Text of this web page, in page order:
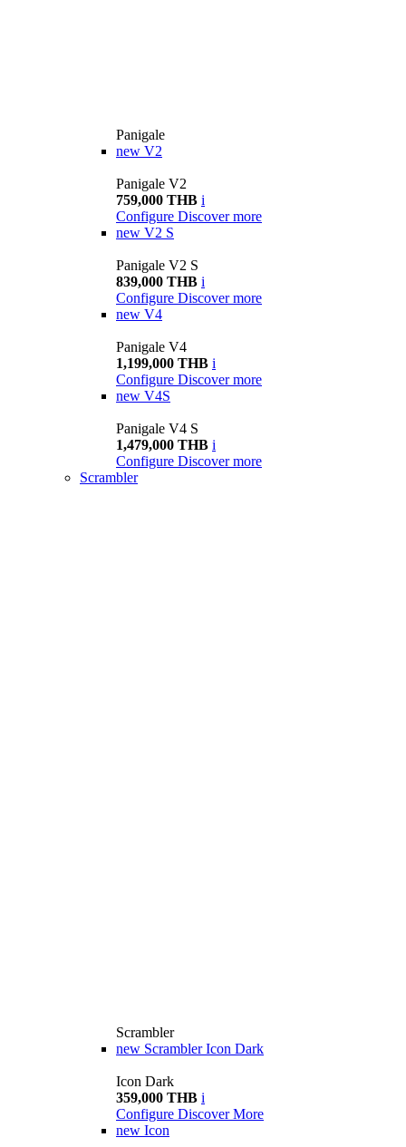
Panigale
new V2
Panigale V2
759,000 THB i
Configure Discover more
new V2 S
Panigale V2 S
839,000 THB i
Configure Discover more
new V4
Panigale V4
1,199,000 THB i
Configure Discover more
new V4S
Panigale V4 S
1,479,000 THB i
Configure Discover more
Scrambler
Scrambler
new Scrambler Icon Dark
Icon Dark
359,000 THB i
Configure Discover More
new Icon